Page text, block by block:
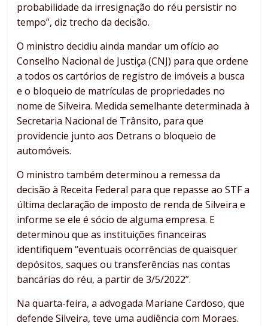
probabilidade da irresignação do réu persistir no
tempo”, diz trecho da decisão.
O ministro decidiu ainda mandar um ofício ao
Conselho Nacional de Justiça (CNJ) para que ordene
a todos os cartórios de registro de imóveis a busca
e o bloqueio de matrículas de propriedades no
nome de Silveira. Medida semelhante determinada à
Secretaria Nacional de Trânsito, para que
providencie junto aos Detrans o bloqueio de
automóveis.
O ministro também determinou a remessa da
decisão à Receita Federal para que repasse ao STF a
última declaração de imposto de renda de Silveira e
informe se ele é sócio de alguma empresa. E
determinou que as instituições financeiras
identifiquem “eventuais ocorrências de quaisquer
depósitos, saques ou transferências nas contas
bancárias do réu, a partir de 3/5/2022”.
Na quarta-feira, a advogada Mariane Cardoso, que
defende Silveira, teve uma audiência com Moraes.